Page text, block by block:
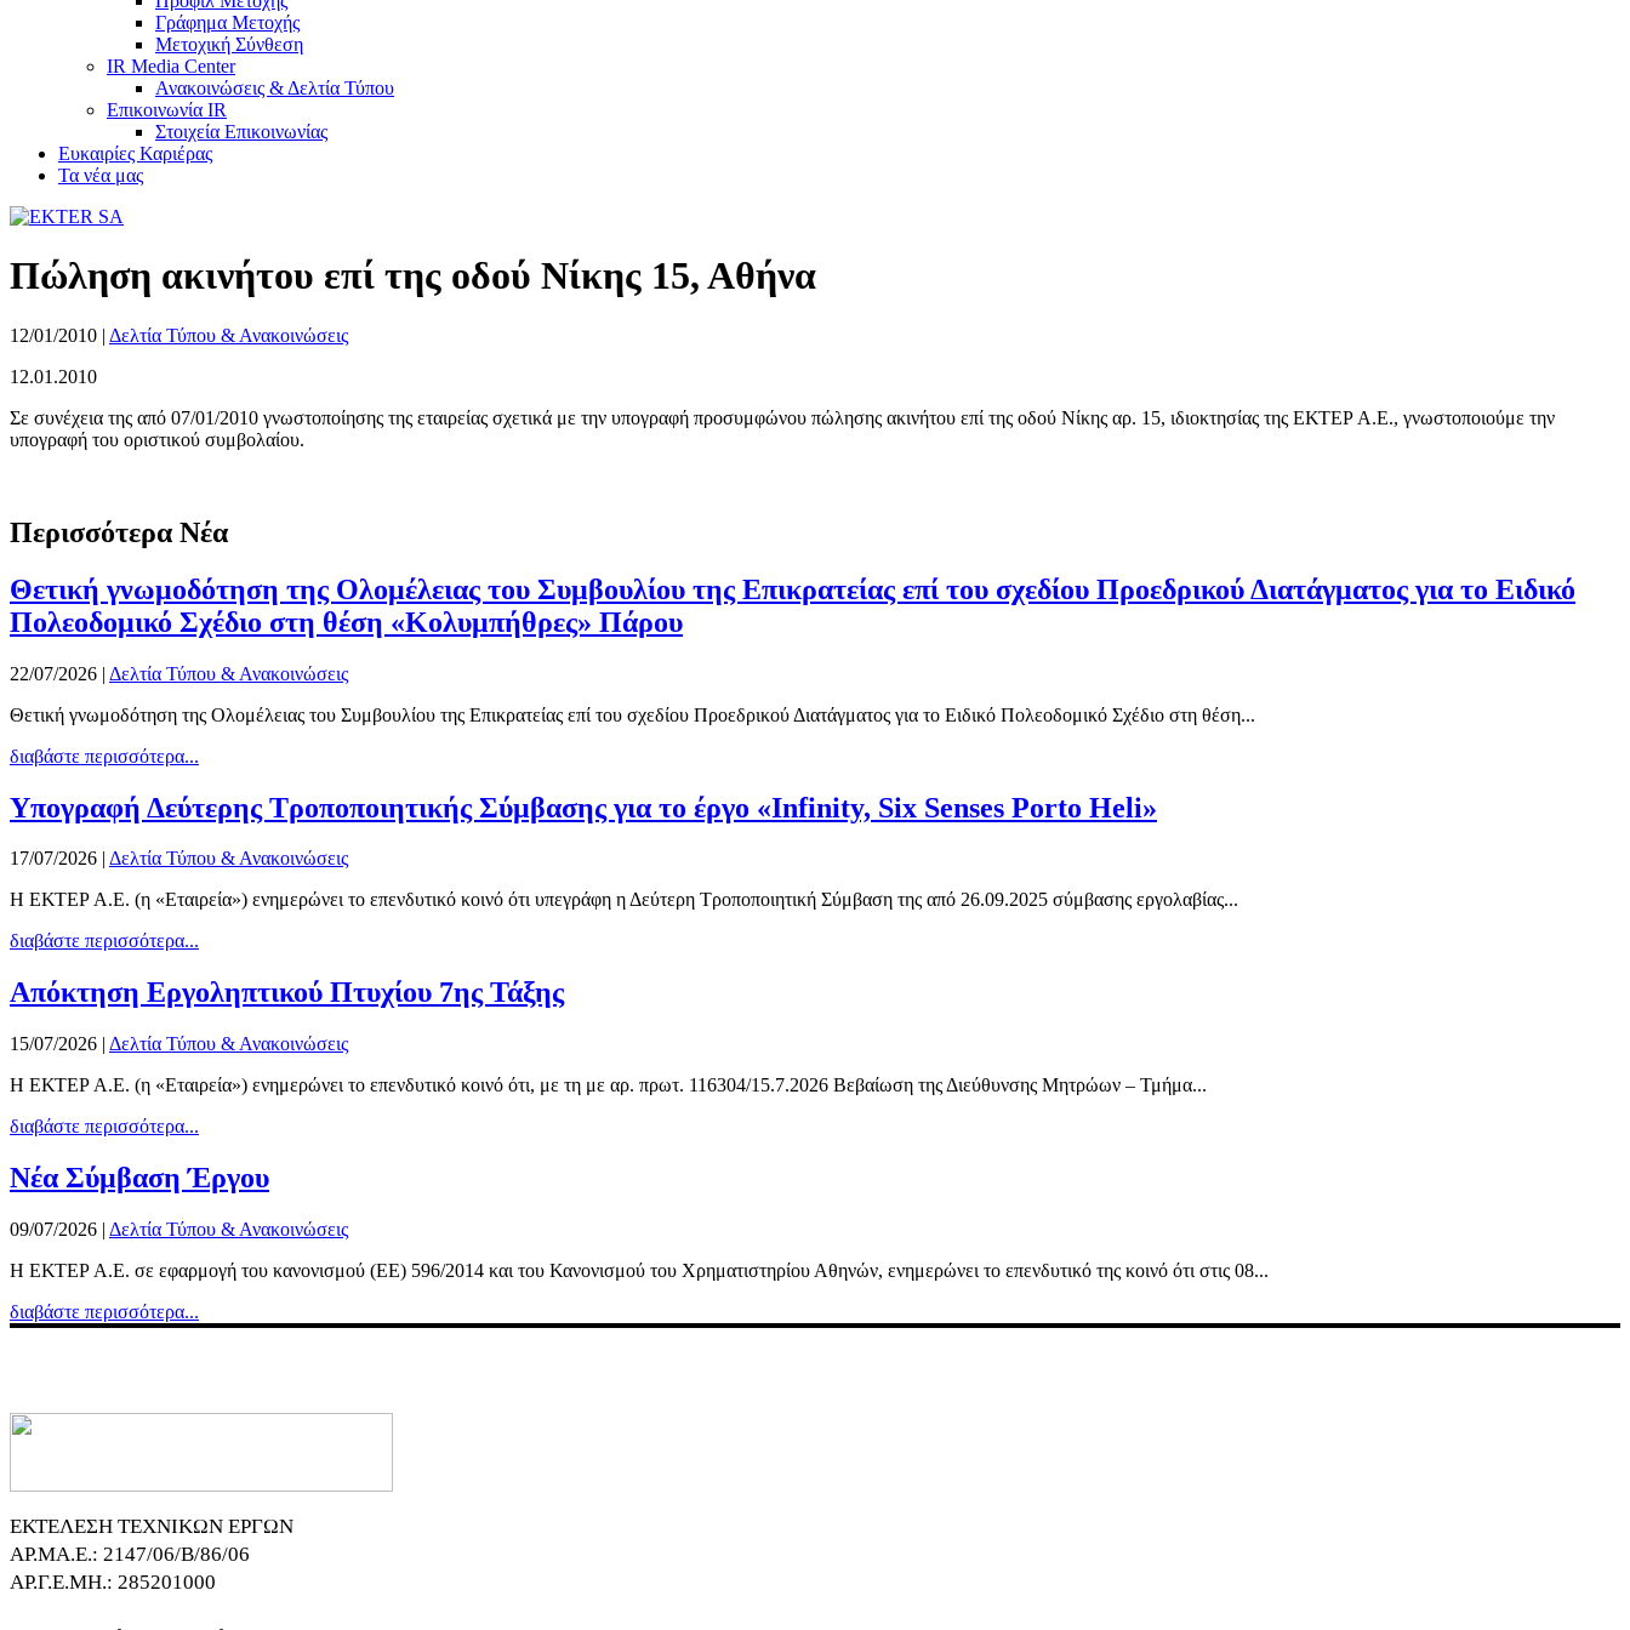
Γράφημα Μετοχής
Μετοχική Σύνθεση
IR Media Center
Ανακοινώσεις & Δελτία Τύπου
Επικοινωνία IR
Στοιχεία Επικοινωνίας
Ευκαιρίες Καριέρας
Τα νέα μας
Πώληση ακινήτου επί της οδού Νίκης 15, Αθήνα
12/01/2010 | Δελτία Τύπου & Ανακοινώσεις
12.01.2010
Σε συνέχεια της από 07/01/2010 γνωστοποίησης της εταιρείας σχετικά με την υπογραφή προσυμφώνου πώλησης ακινήτου επί της οδού Νίκης αρ. 15, ιδιοκτησίας της ΕΚΤΕΡ Α.Ε., γνωστοποιούμε την
υπογραφή του οριστικού συμβολαίου.
Περισσότερα Νέα
Θετική γνωμοδότηση της Ολομέλειας του Συμβουλίου της Επικρατείας επί του σχεδίου Προεδρικού Διατάγματος για το Ειδικό
Πολεοδομικό Σχέδιο στη θέση «Κολυμπήθρες» Πάρου
22/07/2026 | Δελτία Τύπου & Ανακοινώσεις
Θετική γνωμοδότηση της Ολομέλειας του Συμβουλίου της Επικρατείας επί του σχεδίου Προεδρικού Διατάγματος για το Ειδικό Πολεοδομικό Σχέδιο στη θέση...
διαβάστε περισσότερα...
Υπογραφή Δεύτερης Τροποποιητικής Σύμβασης για το έργο «Infinity, Six Senses Porto Heli»
17/07/2026 | Δελτία Τύπου & Ανακοινώσεις
Η ΕΚΤΕΡ Α.Ε. (η «Εταιρεία») ενημερώνει το επενδυτικό κοινό ότι υπεγράφη η Δεύτερη Τροποποιητική Σύμβαση της από 26.09.2025 σύμβασης εργολαβίας...
διαβάστε περισσότερα...
Απόκτηση Εργοληπτικού Πτυχίου 7ης Τάξης
15/07/2026 | Δελτία Τύπου & Ανακοινώσεις
Η ΕΚΤΕΡ Α.Ε. (η «Εταιρεία») ενημερώνει το επενδυτικό κοινό ότι, με τη με αρ. πρωτ. 116304/15.7.2026 Βεβαίωση της Διεύθυνσης Μητρώων – Τμήμα...
διαβάστε περισσότερα...
Νέα Σύμβαση Έργου
09/07/2026 | Δελτία Τύπου & Ανακοινώσεις
Η ΕΚΤΕΡ Α.Ε. σε εφαρμογή του κανονισμού (ΕΕ) 596/2014 και του Κανονισμού του Χρηματιστηρίου Αθηνών, ενημερώνει το επενδυτικό της κοινό ότι στις 08...
διαβάστε περισσότερα...
ΕΚΤΕΛΕΣΗ ΤΕΧΝΙΚΩΝ ΕΡΓΩΝ
ΑΡ.ΜΑ.Ε.: 2147/06/B/86/06
ΑΡ.Γ.Ε.ΜΗ.: 285201000